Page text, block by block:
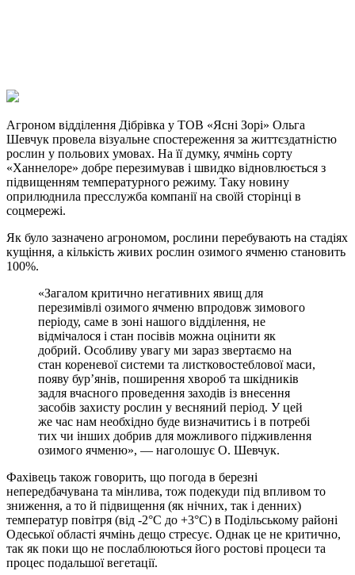
Link
Print
Агроном відділення Дібрівка у ТОВ «Ясні Зорі» Ольга
Шевчук провела візуальне спостереження за життєздатністю
рослин у польових умовах. На її думку, ячмінь сорту
«Ханнелоре» добре перезимував і швидко відновлюється з
підвищенням температурного режиму. Таку новину
оприлюднила пресслужба компанії на своїй сторінці в
соцмережі.
Як було зазначено агрономом, рослини перебувають на стадіях
кущіння, а кількість живих рослин озимого ячменю становить
100%.
«Загалом критично негативних явищ для
перезимівлі озимого ячменю впродовж зимового
періоду, саме в зоні нашого відділення, не
відмічалося і стан посівів можна оцінити як
добрий. Особливу увагу ми зараз звертаємо на
стан кореневої системи та листковостеблової маси,
появу бур’янів, поширення хвороб та шкідників
задля вчасного проведення заходів із внесення
засобів захисту рослин у весняний період. У цей
же час нам необхідно буде визначитись і в потребі
тих чи інших добрив для можливого підживлення
озимого ячменю», — наголошує О. Шевчук.
Фахівець також говорить, що погода в березні
непередбачувана та мінлива, тож подекуди під впливом то
зниження, а то й підвищення (як нічних, так і денних)
температур повітря (від -2°С до +3°С) в Подільському районі
Одеської області ячмінь дещо стресує. Однак це не критично,
так як поки що не послаблюються його ростові процеси та
процес подальшої вегетації.